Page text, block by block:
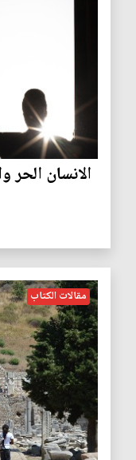
الانسان الحر
مقالات الكتاب